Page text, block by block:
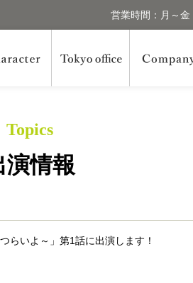
営業時間：月～
Topics
演情報
いよ～」第1話に出演します！